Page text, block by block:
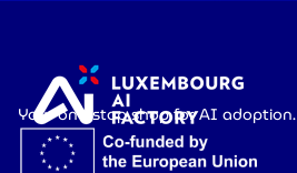
Your one-stop shop for AI adoption.